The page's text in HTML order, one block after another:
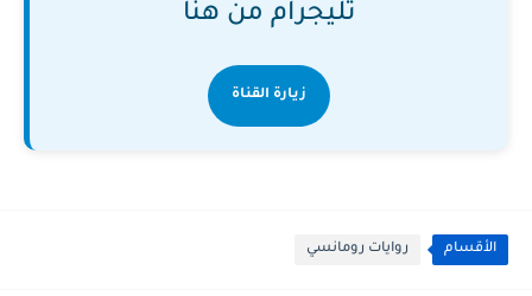
تليجرام من هنا
زيارة القناة
الأقسام روايات رومانسي